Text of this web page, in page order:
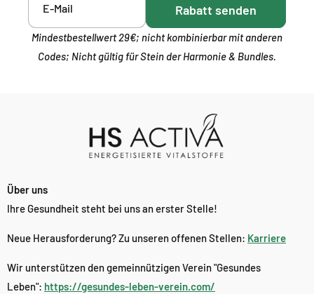
E-Mail Rabatt senden
Mindestbestellwert 29€; nicht kombinierbar mit anderen
Codes; Nicht gültig für Stein der Harmonie & Bundles.
Über uns
Ihre Gesundheit steht bei uns an erster Stelle!
Neue Herausforderung? Zu unseren offenen Stellen: Karriere
Wir unterstützen den gemeinnützigen Verein "Gesundes
Leben": https://gesundes-leben-verein.com/